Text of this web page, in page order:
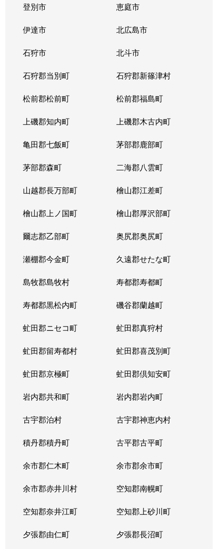
登別市 恵庭市
伊達市 北広島市
石狩市 北斗市
石狩郡当別町 石狩郡新篠津村
松前郡松前町 松前郡福島町
上磯郡知内町 上磯郡木古内町
亀田郡七飯町 茅部郡鹿部町
茅部郡森町 二海郡八雲町
山越郡長万部町 檜山郡江差町
檜山郡上ノ国町 檜山郡厚沢部町
爾志郡乙部町 奥尻郡奥尻町
瀬棚郡今金町 久遠郡せたな町
島牧郡島牧村 寿都郡寿都町
寿都郡黒松内町 磯谷郡蘭越町
虻田郡ニセコ町 虻田郡真狩村
虻田郡留寿都村 虻田郡喜茂別町
虻田郡京極町 虻田郡倶知安町
岩内郡共和町 岩内郡岩内町
古宇郡泊村 古宇郡神恵内村
積丹郡積丹町 古平郡古平町
余市郡仁木町 余市郡余市町
余市郡赤井川村 空知郡南幌町
空知郡奈井江町 空知郡上砂川町
夕張郡由仁町 夕張郡長沼町